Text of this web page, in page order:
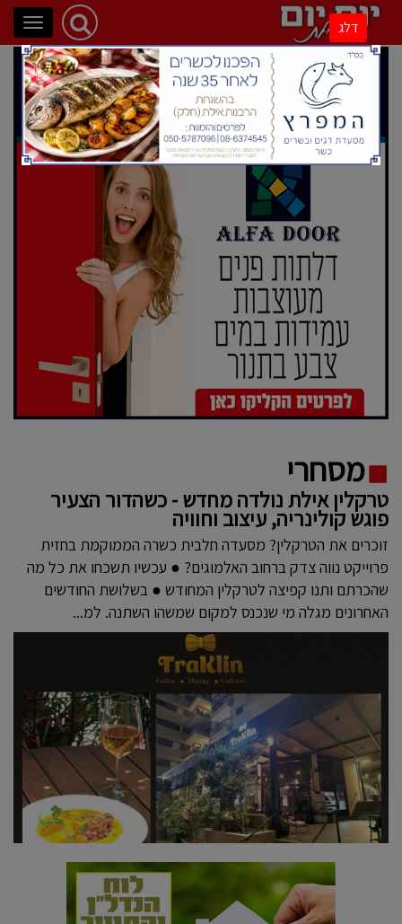
דלג
פתיחת
ניווט
מסחרי
טרקלין אילת נולדה מחדש - כשהדור הצעיר
פוגש קולינריה, עיצוב וחוויה
זוכרים את הטרקלין? מסעדה חלבית כשרה הממוקמת בחזית
פרוייקט נווה צדק ברחוב האלמוגים? ● עכשיו תשכחו את כל מה
שהכרתם ותנו קפיצה לטרקלין המחודש ● בשלושת החודשים
האחרונים מגלה מי שנכנס למקום שמשהו השתנה. למ...